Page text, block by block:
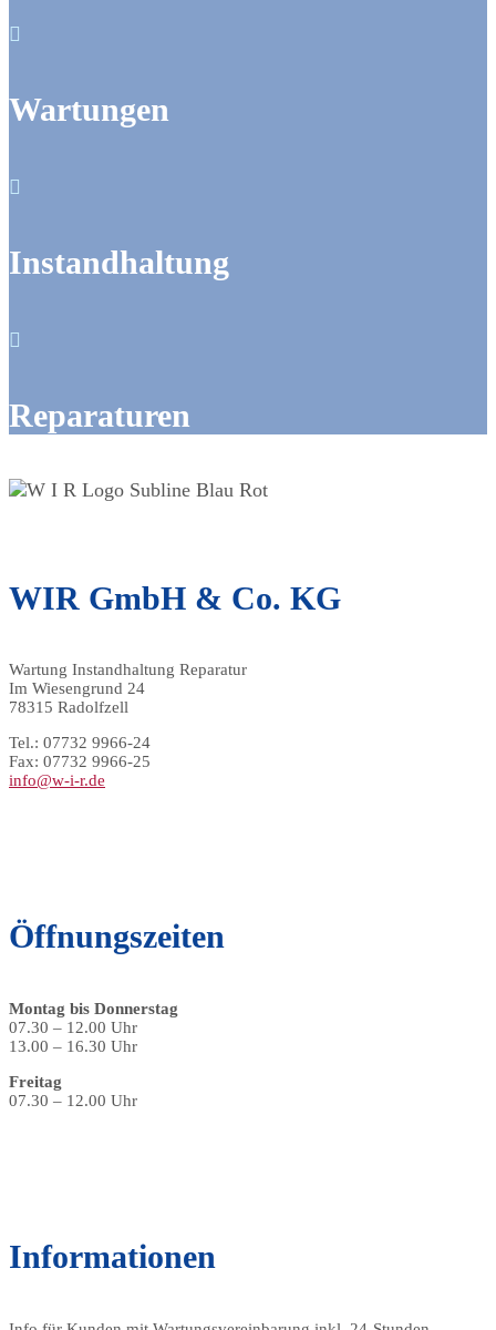

Wartungen

Instandhaltung

Reparaturen
WIR GmbH & Co. KG
Wartung Instandhaltung Reparatur
Im Wiesengrund 24
78315 Radolfzell
Tel.: 07732 9966-24
Fax: 07732 9966-25
info@w-i-r.de
Öffnungszeiten
Montag bis Donnerstag
07.30 – 12.00 Uhr
13.00 – 16.30 Uhr
Freitag
07.30 – 12.00 Uhr
Informationen